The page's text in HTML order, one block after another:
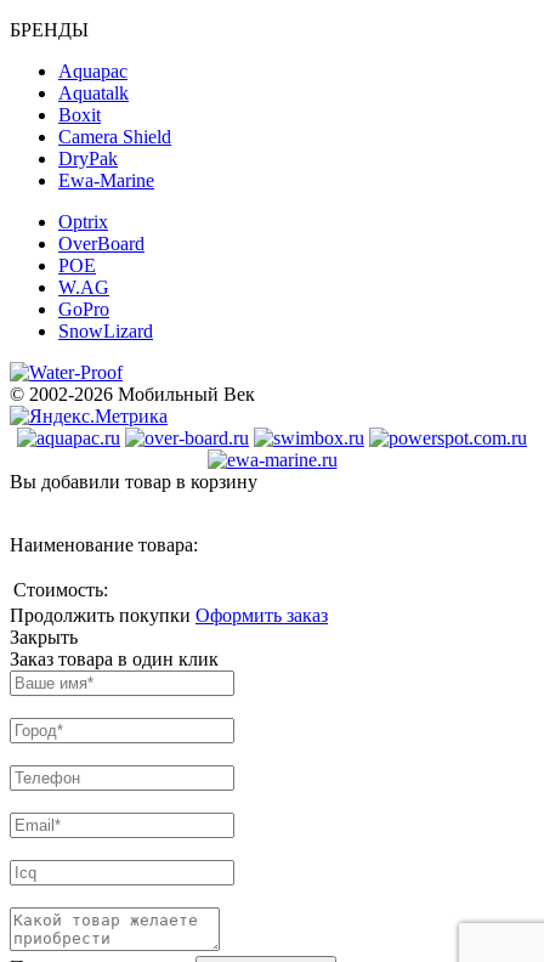
БРЕНДЫ
Aquapac
Aquatalk
Boxit
Camera Shield
DryPak
Ewa-Marine
Optrix
OverBoard
POE
W.AG
GoPro
SnowLizard
© 2002-2026 Мобильный Век
Вы добавили товар в корзину
Наименование товара:
Стоимость:
Продолжить покупки Оформить заказ
Закрыть
Заказ товара в один клик